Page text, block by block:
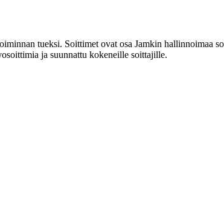
tueksi. Soittimet ovat osa Jamkin hallinnoimaa
ja suunnattu kokeneille soittajille.